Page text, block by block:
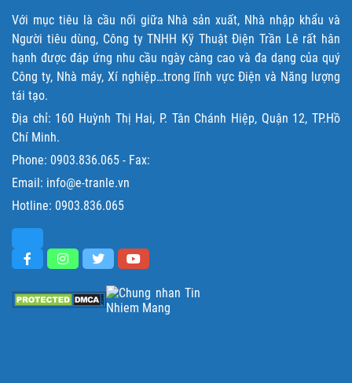
Với mục tiêu là cầu nối giữa Nhà sản xuất, Nhà nhập khẩu và
Người tiêu dùng, Công ty TNHH Kỹ Thuật Điện Trần Lê rất hân
hạnh được đáp ứng nhu cầu ngày càng cao và đa dạng của quý
Công ty, Nhà máy, Xí nghiệp…trong lĩnh vực Điện và Năng lượng
tái tạo.
Địa chỉ: 160 Huỳnh Thị Hai, P. Tân Chánh Hiệp, Quận 12, TP.Hồ
Chí Minh.
Phone: 0903.836.065 - Fax:
Email: info@e-tranle.vn
Hotline: 0903.836.065